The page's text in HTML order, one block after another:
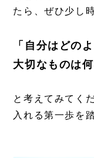
たら、ぜひ少し
「自分はどの
大切なものは何
と考えてみてく
入れる第一歩を